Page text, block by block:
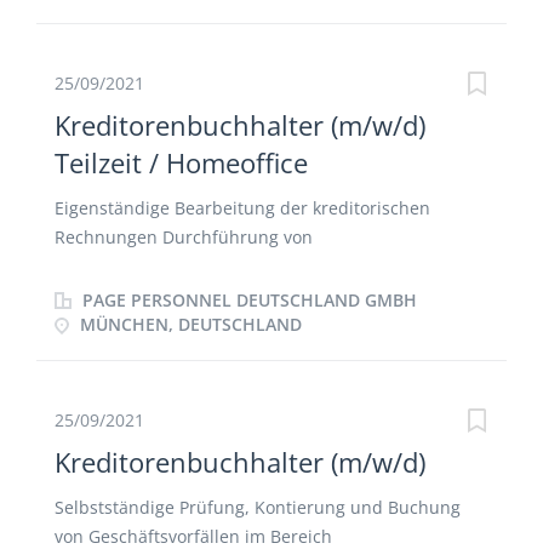
25/09/2021
Kreditorenbuchhalter (m/w/d)
Teilzeit / Homeoffice
Eigenständige Bearbeitung der kreditorischen
Rechnungen Durchführung von
der offenen Posten Erstellung und Prüfung der
Zahlläufe Pflege der Kreditorenstammdaten
PAGE PERSONNEL DEUTSCHLAND GMBH
MÜNCHEN, DEUTSCHLAND
25/09/2021
Kreditorenbuchhalter (m/w/d)
Selbstständige Prüfung, Kontierung und Buchung
von Geschäftsvorfällen im Bereich